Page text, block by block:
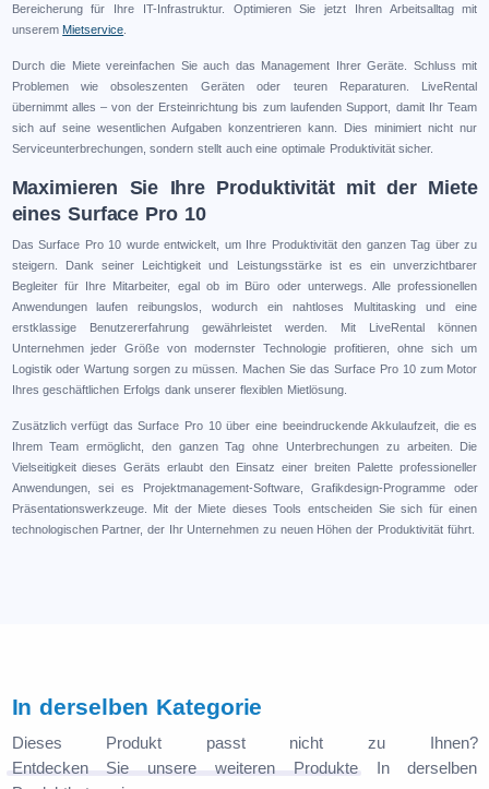
Bereicherung für Ihre IT-Infrastruktur. Optimieren Sie jetzt Ihren Arbeitsalltag mit
unserem Mietservice
Durch die Miete vereinfachen Sie auch das Management Ihrer Geräte. Schluss mit
Problemen wie obsoleszenten Geräten oder teuren Reparaturen. LiveRental
übernimmt alles – von der Ersteinrichtung bis zum laufenden Support, damit Ihr Team
sich auf seine wesentlichen Aufgaben konzentrieren kann. Dies minimiert nicht nur
Serviceunterbrechungen, sondern stellt auch eine optimale Produktivität sicher.
Maximieren Sie Ihre Produktivität mit der Miete
eines Surface Pro 10
Das Surface Pro 10 wurde entwickelt, um Ihre Produktivität den ganzen Tag über zu
steigern. Dank seiner Leichtigkeit und Leistungsstärke ist es ein unverzichtbarer
Begleiter für Ihre Mitarbeiter, egal ob im Büro oder unterwegs. Alle professionellen
Anwendungen laufen reibungslos, wodurch ein nahtloses Multitasking und eine
erstklassige Benutzererfahrung gewährleistet werden. Mit LiveRental können
Unternehmen jeder Größe von modernster Technologie profitieren, ohne sich um
Logistik oder Wartung sorgen zu müssen. Machen Sie das Surface Pro 10 zum Motor
Ihres geschäftlichen Erfolgs dank unserer flexiblen Mietlösung.
Zusätzlich verfügt das Surface Pro 10 über eine beeindruckende Akkulaufzeit, die es
Ihrem Team ermöglicht, den ganzen Tag ohne Unterbrechungen zu arbeiten. Die
Vielseitigkeit dieses Geräts erlaubt den Einsatz einer breiten Palette professioneller
Anwendungen, sei es Projektmanagement-Software, Grafikdesign-Programme oder
Präsentationswerkzeuge. Mit der Miete dieses Tools entscheiden Sie sich für einen
technologischen Partner, der Ihr Unternehmen zu neuen Höhen der Produktivität führt.
In derselben Kategorie
Dieses Produkt passt nicht zu Ihnen?
Entdecken Sie unsere weiteren ProdukteIn derselben